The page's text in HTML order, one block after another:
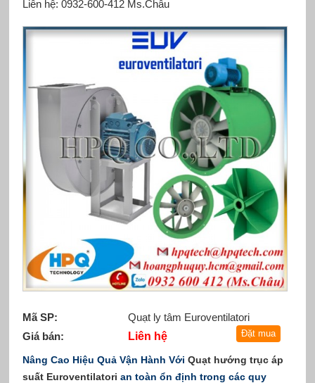
Liên hệ: 0932-600-412 Ms.Châu
Mã SP:
Quạt ly tâm Euroventilatori
Giá bán:
Liên hệ
Nâng Cao Hiệu Quả Vận Hành Với Quạt hướng trục áp
suất Euroventilatori an toàn ổn định trong các quy